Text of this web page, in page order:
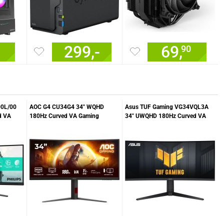
299,- 69,90
00
VA
AOC G4 CU34G4 34" WQHD
180Hz Curved VA Gaming
Asus TUF Gaming VG34VQL3A
34" UWQHD 180Hz Curved VA